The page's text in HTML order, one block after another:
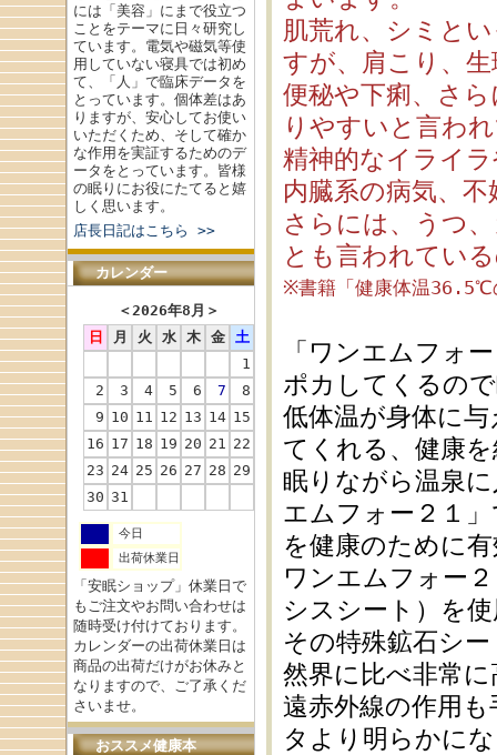
には「美容」にまで役立つ
ことをテーマに日々研究し
ています。電気や磁気等使
用していない寝具では初め
て、「人」で臨床データを
とっています。個体差はあ
りますが、安心してお使い
いただくため、そして確か
な作用を実証するためのデ
ータをとっています。皆様
の眠りにお役にたてると嬉
しく思います。
店長日記はこちら >>
カレンダー
＜2026年8月 ＞
日
月 火 水 木 金
土
1
2
3 4 5 6 7
8
9 10 11 12 13 14 15
16 17 18 19 20 21 22
23 24 25 26 27 28 29
30 31
今日
出荷休業日
「安眠ショップ」休業日で
もご注文やお問い合わせは
随時受け付けております。
カレンダーの出荷休業日は
商品の出荷だけがお休みと
なりますので、ご了承くだ
さいませ。
おススメ健康本
肌荒れ、シミと
すが、肩こり、
便秘や下痢、さ
りやすいと言わ
精神的なイライ
内臓系の病気、
さらには、うつ
とも言われてい
※書籍「健康体温36.5℃
「ワンエムフォ
ポカしてくるの
低体温が身体に
てくれる、健康
眠りながら温泉
エムフォー２１
を健康のために
ワンエムフォー
シスシート）を
その特殊鉱石シ
然界に比べ非常に
遠赤外線の作用
タより明らかに